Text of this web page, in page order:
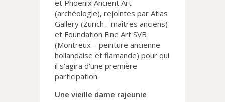
et Phoenix Ancient Art
(archéologie), rejointes par Atlas
Gallery (Zurich - maîtres anciens)
et Foundation Fine Art SVB
(Montreux – peinture ancienne
hollandaise et flamande) pour qui
il s'agira d'une première
participation.
Une vieille dame rajeunie